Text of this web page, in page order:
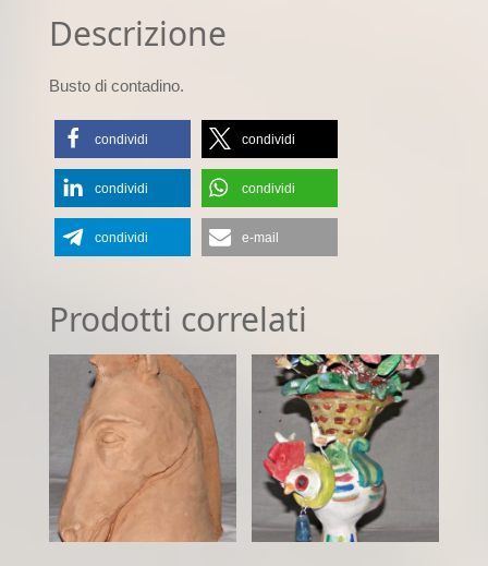
Descrizione
Busto di contadino.
condividi condividi
condividi condividi
condividi e-mail
Prodotti correlati